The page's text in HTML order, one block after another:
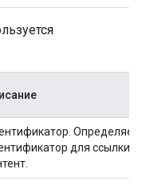
Определяет
для ссылки